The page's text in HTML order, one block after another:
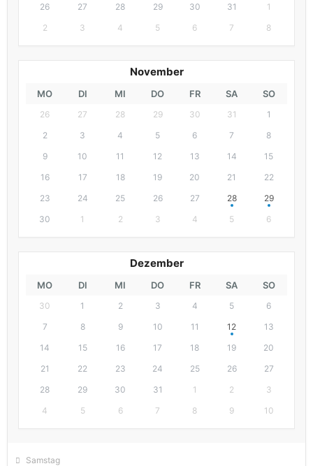
26
27 28 29 30 31
1
2
3 4 5 6 7 8
November
MO DI MI DO FR SA SO
26 27 28 29 30 31
1
2
3 4 5 6 7
8
9
10 11 12 13 14
15
16
17 18 19 20 21
22
23
24 25 26 27 28
29
30
1 2 3 4 5 6
Dezember
MO DI MI DO FR SA SO
30 1 2 3 4 5
6
7
8 9 10 11 12
13
14
15 16 17 18 19
20
21
22 23 24 25 26
27
28
29 30 31 1 2
3
4
5 6 7 8 9 10
Samstag